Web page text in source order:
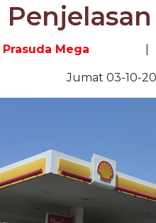
Prasuda Mega
Jumat 03-10-